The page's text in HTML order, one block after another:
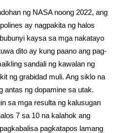
ng NASA noong 2022, ang
ay nagpakita ng halos
kaysa sa mga nakatayo
dito ay kung paano ang pag-
sandali ng kawalan ng
ng grabidad muli. Ang siklo na
antas ng dopamine sa utak.
sa mga resulta ng kalusugan
7 sa 10 na kalahok ang
pagkatapos lamang